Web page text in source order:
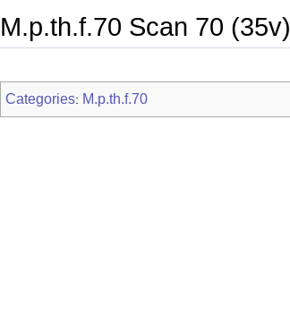
M.p.th.f.70 Scan 70 (35v)
Categories: M.p.th.f.70